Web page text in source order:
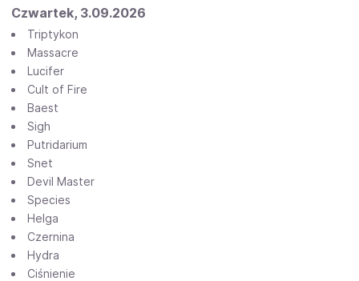
Czwartek, 3.09.2026
Triptykon
Massacre
Lucifer
Cult of Fire
Baest
Sigh
Putridarium
Snet
Devil Master
Species
Helga
Czernina
Hydra
Ciśnienie